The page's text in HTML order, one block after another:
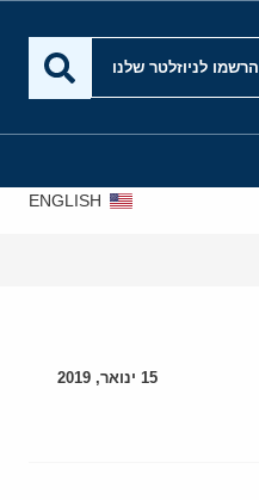
הרשמו לניוזלטר שלנו
ENGLISH
15 ינואר, 2019